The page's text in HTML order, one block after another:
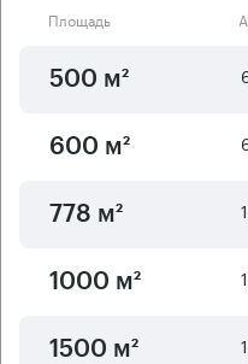
Площадь
500 м²
600 м²
778 м²
1000 м²
1500 м²